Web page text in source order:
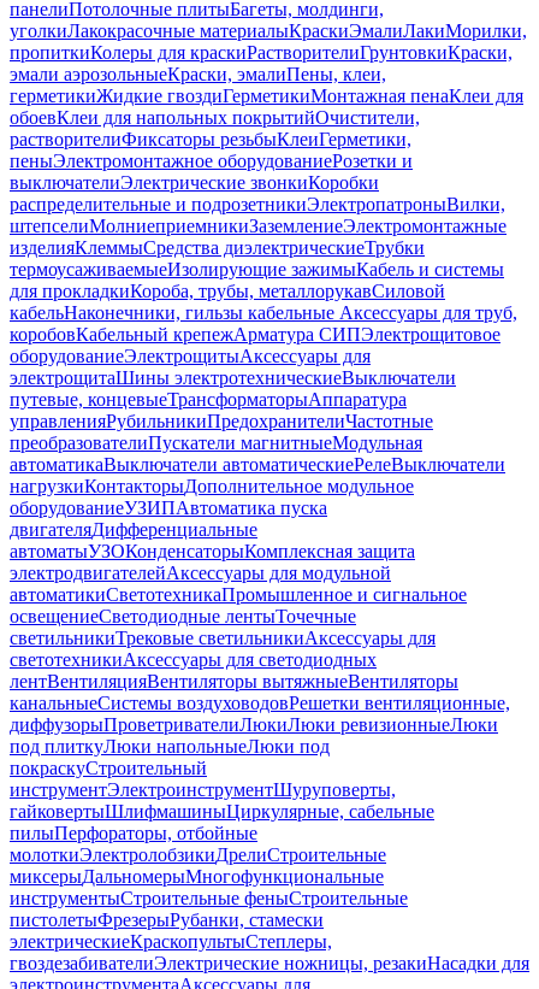
панелиПотолочные плитыБагеты, молдинги,
уголкиЛакокрасочные материалыКраскиЭмалиЛакиМорилки,
пропиткиКолеры для краскиРастворителиГрунтовкиКраски,
эмали аэрозольныеКраски, эмалиПены, клеи,
герметикиЖидкие гвоздиГерметикиМонтажная пенаКлеи для
обоевКлеи для напольных покрытийОчистители,
растворителиФиксаторы резьбыКлеиГерметики,
пеныЭлектромонтажное оборудованиеРозетки и
выключателиЭлектрические звонкиКоробки
распределительные и подрозетникиЭлектропатроныВилки,
штепселиМолниеприемникиЗаземлениеЭлектромонтажные
изделияКлеммыСредства диэлектрическиеТрубки
термоусаживаемыеИзолирующие зажимыКабель и системы
для прокладкиКороба, трубы, металлорукавСиловой
кабельНаконечники, гильзы кабельные Аксессуары для труб,
коробовКабельный крепежАрматура СИПЭлектрощитовое
оборудованиеЭлектрощитыАксессуары для
электрощитаШины электротехническиеВыключатели
путевые, концевыеТрансформаторыАппаратура
управленияРубильникиПредохранителиЧастотные
преобразователиПускатели магнитныеМодульная
автоматикаВыключатели автоматическиеРелеВыключатели
нагрузкиКонтакторыДополнительное модульное
оборудованиеУЗИПАвтоматика пуска
двигателяДифференциальные
автоматыУЗОКонденсаторыКомплексная защита
электродвигателейАксессуары для модульной
автоматикиСветотехникаПромышленное и сигнальное
освещениеСветодиодные лентыТочечные
светильникиТрековые светильникиАксессуары для
светотехникиАксессуары для светодиодных
лентВентиляцияВентиляторы вытяжныеВентиляторы
канальныеСистемы воздуховодовРешетки вентиляционные,
диффузорыПроветривателиЛюкиЛюки ревизионныеЛюки
под плиткуЛюки напольныеЛюки под
покраскуСтроительный
инструментЭлектроинструментШуруповерты,
гайковертыШлифмашиныЦиркулярные, сабельные
пилыПерфораторы, отбойные
молоткиЭлектролобзикиДрелиСтроительные
миксерыДальномерыМногофункциональные
инструментыСтроительные феныСтроительные
пистолетыФрезерыРубанки, стамески
электрическиеКраскопультыСтеплеры,
гвоздезабивателиЭлектрические ножницы, резакиНасадки для
электроинструментаАксессуары для